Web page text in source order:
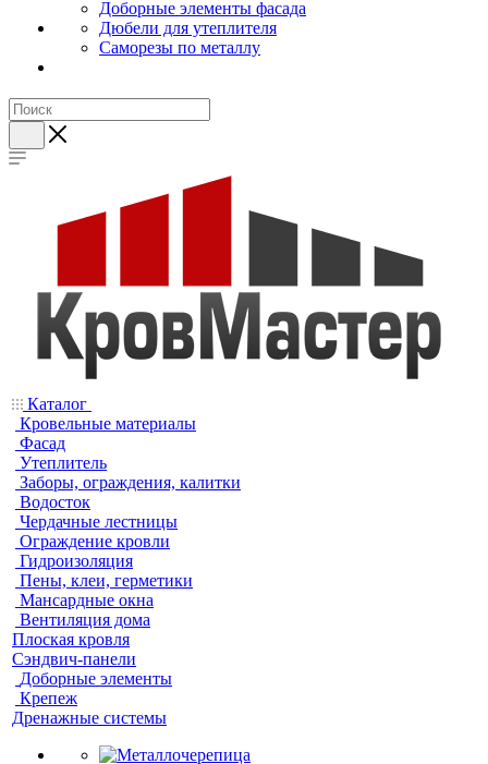
Доборные элементы фасада
Дюбели для утеплителя
Саморезы по металлу
Каталог
Кровельные материалы
Фасад
Утеплитель
Заборы, ограждения, калитки
Водосток
Чердачные лестницы
Ограждение кровли
Гидроизоляция
Пены, клеи, герметики
Мансардные окна
Вентиляция дома
Плоская кровля
Сэндвич-панели
Доборные элементы
Крепеж
Дренажные системы